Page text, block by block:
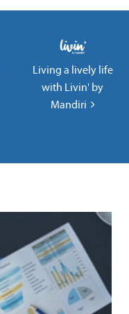
Living a lively life
with Livin' by
Mandiri